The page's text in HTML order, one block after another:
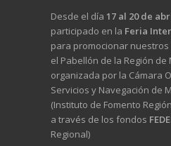
Desde el día 17 al 20 de
participado en la Feria
para promocionar
el Pabellón de la Región
organizada por la Cámara
Servicios y Navegación de
(Instituto de Fomento
a través de los fondos
Regional)